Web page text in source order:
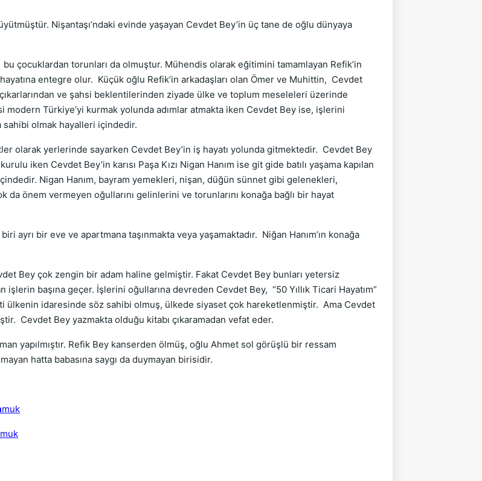
Nişantaşı’ndaki evinde yaşayan Cevdet Bey’in üç tane de oğlu dünyaya
çocuklardan torunları da olmuştur. Mühendis olarak eğitimini tamamlayan Refik’in
entegre olur. Küçük oğlu Refik’in arkadaşları olan Ömer ve Muhittin, Cevdet
ve şahsi beklentilerinden ziyade ülke ve toplum meseleleri üzerinde
Türkiye’yi kurmak yolunda adımlar atmakta iken Cevdet Bey ise, işlerini
olmak hayalleri içindedir.
olarak yerlerinde sayarken Cevdet Bey’in iş hayatı yolunda gitmektedir. Cevdet Bey
iken Cevdet Bey’in karısı Paşa Kızı Nigan Hanım ise git gide batılı yaşama kapılan
Nigan Hanım, bayram yemekleri, nişan, düğün sünnet gibi gelenekleri,
önem vermeyen oğullarını gelinlerini ve torunlarını konağa bağlı bir hayat
ayrı bir eve ve apartmana taşınmakta veya yaşamaktadır. Niğan Hanım’ın konağa
Bey çok zengin bir adam haline gelmiştir. Fakat Cevdet Bey bunları yetersiz
başına geçer. İşlerini oğullarına devreden Cevdet Bey, “50 Yıllık Ticari Hayatım”
ülkenin idaresinde söz sahibi olmuş, ülkede siyaset çok hareketlenmiştir. Ama Cevdet
Cevdet Bey yazmakta olduğu kitabı çıkaramadan vefat eder.
yapılmıştır. Refik Bey kanserden ölmüş, oğlu Ahmet sol görüşlü bir ressam
hatta babasına saygı da duymayan birisidir.
muk
muk